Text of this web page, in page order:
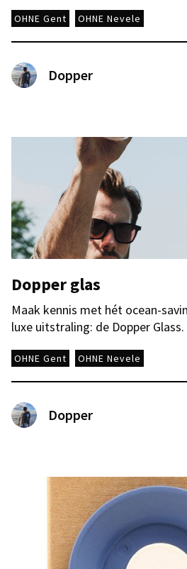
OHNE Gent OHNE Nevele
Dopper
Dopper glas
Maak kennis met hét ocean-
luxe uitstraling: de Dopper Glass.
OHNE Gent OHNE Nevele
Dopper